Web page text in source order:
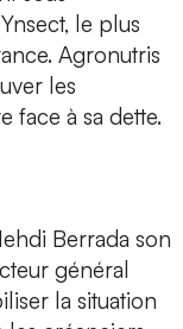
le plus
Agronutris
les
face à sa dette.
Berrada son
général
la situation